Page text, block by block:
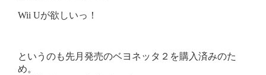
Wii Uが欲しいっ！
というのも先月発売のベヨネッタ２を購入済みのた
め。